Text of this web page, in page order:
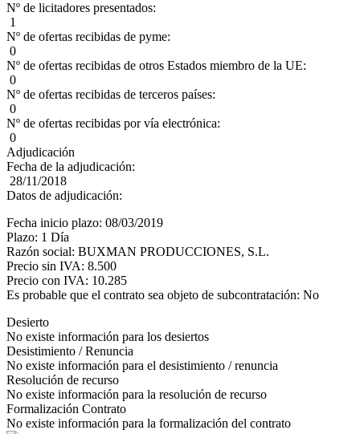
Nº de licitadores presentados:
1
Nº de ofertas recibidas de pyme:
0
Nº de ofertas recibidas de otros Estados miembro de la UE:
0
Nº de ofertas recibidas de terceros países:
0
Nº de ofertas recibidas por vía electrónica:
0
Adjudicación
Fecha de la adjudicación:
28/11/2018
Datos de adjudicación:
Fecha inicio plazo: 08/03/2019
Plazo: 1 Día
Razón social: BUXMAN PRODUCCIONES, S.L.
Precio sin IVA: 8.500
Precio con IVA: 10.285
Es probable que el contrato sea objeto de subcontratación: No
Desierto
No existe información para los desiertos
Desistimiento / Renuncia
No existe información para el desistimiento / renuncia
Resolución de recurso
No existe información para la resolución de recurso
Formalización Contrato
No existe información para la formalización del contrato